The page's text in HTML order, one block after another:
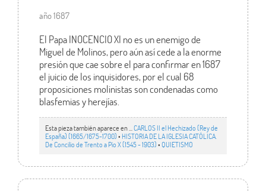
año 1687
El Papa INOCENCIO XI no es un enemigo de
Miguel de Molinos, pero aún así cede a la enorme
presión que cae sobre el para confirmar en 1687
el juicio de los inquisidores, por el cual 68
proposiciones molinistas son condenadas como
blasfemias y herejías.
Esta pieza también aparece en ... CARLOS II el Hechizado (Rey de
España) (1665/1675-1700)• HISTORIA DE LA IGLESIA CATÓLICA.
De Concilio de Trento a Pío X (1545 - 1903)•QUIETISMO